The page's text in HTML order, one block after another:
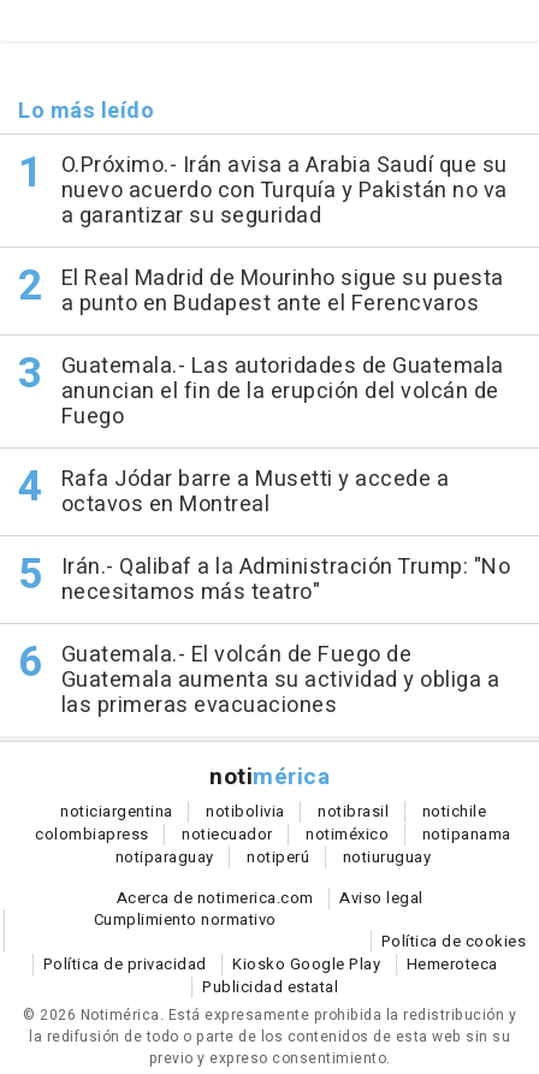
Lo más leído
O.Próximo.- Irán avisa a Arabia Saudí que su
nuevo acuerdo con Turquía y Pakistán no va
a garantizar su seguridad
El Real Madrid de Mourinho sigue su puesta
a punto en Budapest ante el Ferencvaros
Guatemala.- Las autoridades de Guatemala
anuncian el fin de la erupción del volcán de
Fuego
Rafa Jódar barre a Musetti y accede a
octavos en Montreal
Irán.- Qalibaf a la Administración Trump: "No
necesitamos más teatro"
Guatemala.- El volcán de Fuego de
Guatemala aumenta su actividad y obliga a
las primeras evacuaciones
notimérica
noticiargentina notibolivia notibrasil notichile
colombiapress notiecuador notiméxico notipanama
notiparaguay notiperú notiuruguay
Acerca de notimerica.com
Aviso legal
Cumplimiento normativo
Política de cookies
Política de privacidad
Kiosko Google Play
Hemeroteca
Publicidad estatal
© 2026 Notimérica. Está expresamente prohibida la redistribución y
la redifusión de todo o parte de los contenidos de esta web sin su
previo y expreso consentimiento.